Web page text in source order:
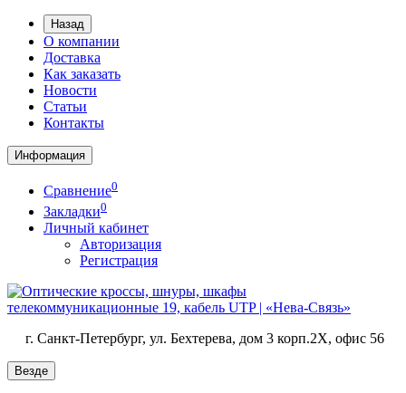
Назад
О компании
Доставка
Как заказать
Новости
Статьи
Контакты
Информация
Сравнение0
Закладки0
Личный кабинет
Авторизация
Регистрация
г. Санкт-Петербург, ул. Бехтерева, дом 3 корп.2X, офис 56
Везде